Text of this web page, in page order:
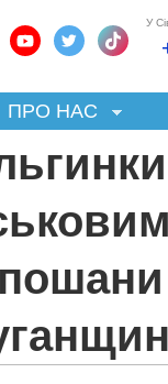
У
ПРО НАС